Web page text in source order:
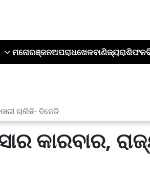
ମନୋରଞ୍ଜନଅପରାଧଖେଳବାଣିଜ୍ୟରାଶିଫଳ
ଚାଲିଛି- ବିଜେଡି
କାରବାର,